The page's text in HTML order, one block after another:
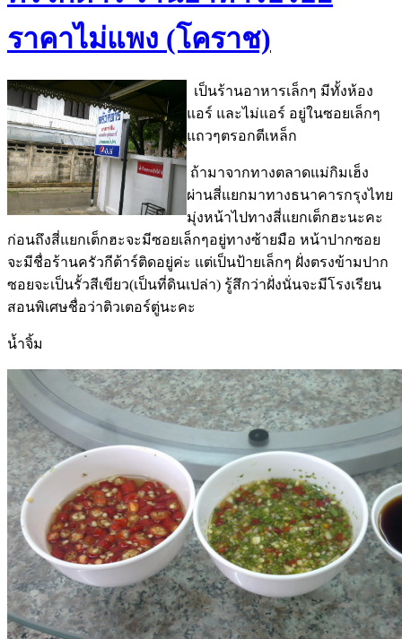
ราคาไม่แพง (โคราช)
เป็นร้านอาหารเล็กๆ มีทั้งห้อง
แอร์ และไม่แอร์ อยู่ในซอยเล็กๆ
แถวๆตรอกตีเหล็ก
ถ้ามาจากทางตลาดแม่กิมเฮ็ง
ผ่านสี่แยกมาทางธนาคารกรุงไทย
มุ่งหน้าไปทางสี่แยกเต็กฮะนะคะ
ก่อนถึงสี่แยกเต็กฮะจะมีซอยเล็กๆอยู่ทางซ้ายมือ หน้าปากซอย
จะมีชื่อร้านครัวกีต้าร์ติดอยู่ค่ะ แต่เป็นป้ายเล็กๆ ฝั่งตรงข้ามปาก
ซอยจะเป็นรั้วสีเขียว(เป็นที่ดินเปล่า) รู้สึกว่าฝั่งนั่นจะมีโรงเรียน
สอนพิเศษชื่อว่าติวเตอร์ตู่นะคะ
น้ำจิ้ม